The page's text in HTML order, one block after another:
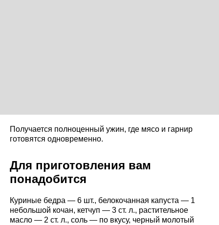
Получается полноценный ужин, где мясо и гарнир
готовятся одновременно.
Для приготовления вам
понадобится
Куриные бедра — 6 шт., белокочанная капуста — 1
небольшой кочан, кетчуп — 3 ст. л., растительное
масло — 2 ст. л., соль — по вкусу, черный молотый